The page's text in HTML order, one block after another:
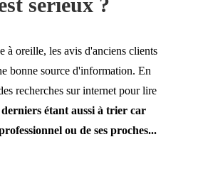
à oreille, les avis d'anciens clients
bonne source d'information. En
recherches sur internet pour lire
derniers étant aussi à trier car
ou de ses proches...